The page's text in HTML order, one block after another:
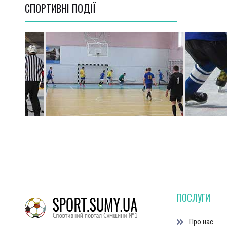
СПОРТИВНI ПОДІЇ
ПОСЛУГИ
Про нас